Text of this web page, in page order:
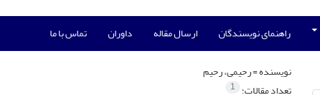
راهنمای نویسندگان ارسال مقاله داوران تماس با ما
نویسنده =رحیمی، رحیم
تعداد مقالات: 1